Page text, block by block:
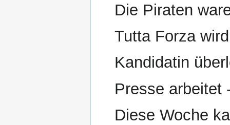
Die Piraten
Tutta Forza
Kandidatin
Presse arbeitet
Diese Woche